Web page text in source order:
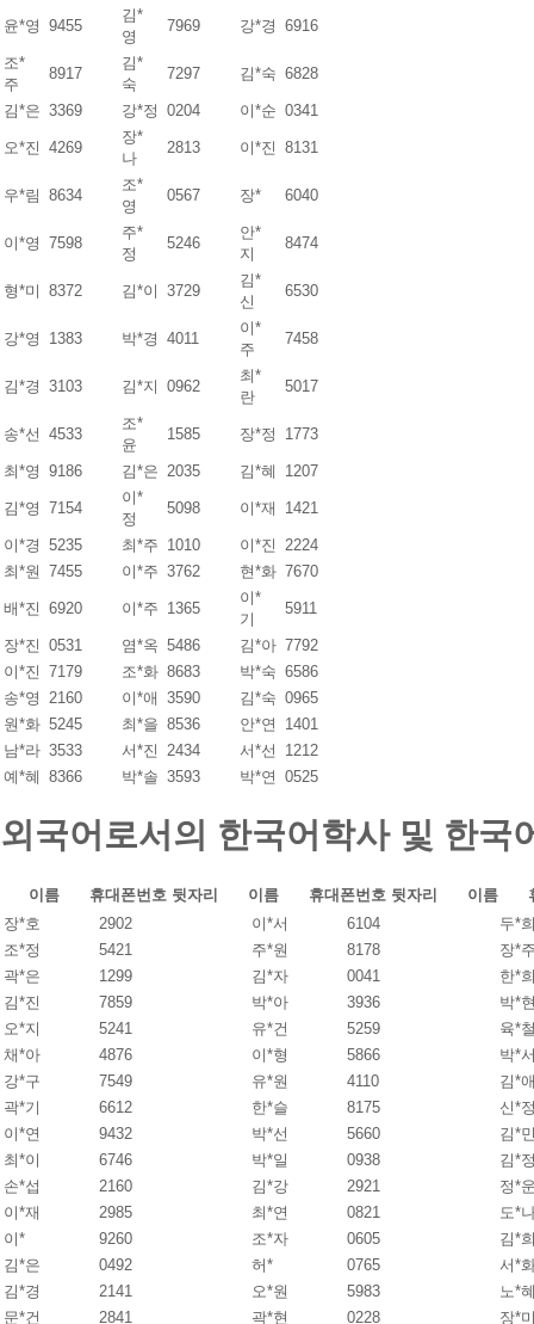
윤*영 9455
김*
영
7969 강*경 6916
조*
주
8917
김*
숙
7297 김*숙 6828
김*은 3369 강*정 0204 이*순 0341
오*진 4269
장*
나
2813 이*진 8131
우*림 8634
조*
영
0567 장* 6040
이*영 7598
주*
정
5246
안*
지
8474
형*미 8372 김*이 3729
김*
신
6530
강*영 1383 박*경 4011
이*
주
7458
김*경 3103 김*지 0962
최*
란
5017
송*선 4533
조*
윤
1585 장*정 1773
최*영 9186 김*은 2035 김*혜 1207
김*영 7154
이*
정
5098 이*재 1421
이*경 5235 최*주 1010 이*진
2224
최*원 7455 이*주 3762 현*화 7670
배*진 6920 이*주 1365
이*
기
5911
장*진 0531 염*옥 5486 김*아 7792
이*진 7179 조*화 8683 박*숙 6586
송*영
2160 이*애 3590 김*숙 0965
원*화 5245 최*을 8536 안*연
1401
남*라 3533 서*진 2434 서*선
1212
예*혜 8366 박*솔 3593 박*연 0525
외국어로서의 한국어학사 및 한국
이름 휴대폰번호 뒷자리 이름 휴대폰번호 뒷자리 이름
장*호
2902 이*서 6104
두*
조*정
5421 주*원 8178
장*
곽*은
1299 김*자 0041
한*
김*진
7859 박*아 3936
박*
오*지
5241 유*건 5259
육*
채*아
4876 이*형 5866
박*
강*구
7549 유*원 4110
김*
곽*기
6612 한*슬 8175
신*
이*연
9432 박*선 5660
김*
최*이
6746 박*일 0938
김*
손*섭
2160 김*강 2921
정*
이*재
2985 최*연 0821
도*
이*
9260 조*자 0605
김*
김*은
0492 허* 0765
서*
김*경
2141 오*원 5983
노*
문*건
2841 곽*현 0228 장*